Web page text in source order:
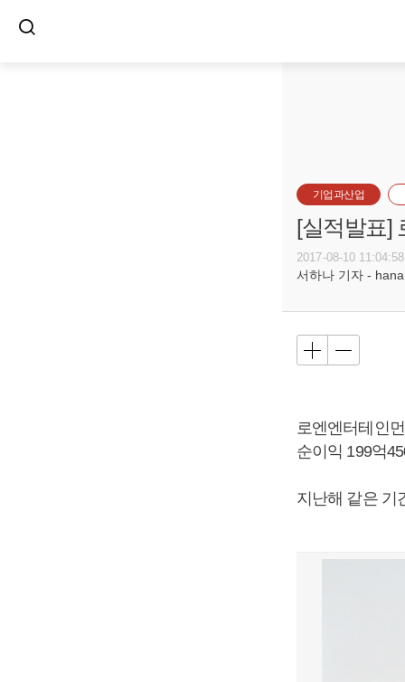
기업과산업
[실적발표]
2017-08-10 11:04:58
서하나 기자 -
로엔엔터테인
순이익 199억
지난해 같은 기